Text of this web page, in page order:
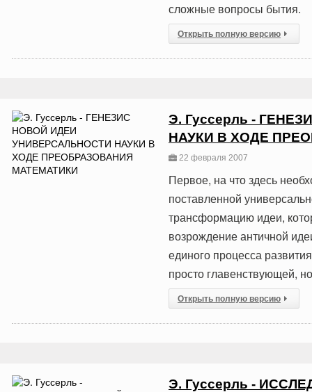
сложные вопросы бытия.
Открыть полную версию
Э. Гуссерль -
НАУКИ В ХОДЕ
22 февраля 2007
Первое, на что здесь
поставленной
трансформацию идеи,
возрождение античной
единого процесса
просто главенствующей,
Открыть полную версию
Э. Гуссерль -